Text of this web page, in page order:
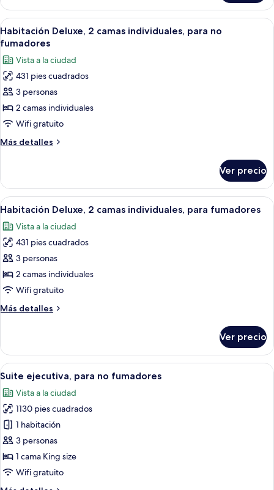
para
fumadores
Deluxe,
cama
King
para
fumadores
Abrir
todas
las
fotos
de
Habitación
Deluxe,
2
camas
individuales,
no
fumadores
Habitación de hotel con dos camas,
4
Habitación Deluxe, 2 camas individuales, para no
fumadores
Vista a la ciudad
431 pies cuadrados
3 personas
2 camas individuales
Wifi gratuito
Más detalles
Más
Deluxe,
camas
para
no
Ver precio
Abrir
todas
las
fotos
de
Habitación
Deluxe,
camas
fumadores
Habitación de hotel con dos camas,
4
Habitación Deluxe, 2 camas individuales, para fumadores
Vista a la ciudad
431 pies cuadrados
3 personas
2 camas individuales
Wifi gratuito
Más detalles
Más
Deluxe,
camas
individuales,
para
fumadores
Ver precio
Abrir
todas
las
fotos
de
Suite
ejecutiva,
para
Habitación de hotel con una cama
4
Suite ejecutiva, para no fumadores
Vista a la ciudad
1130 pies cuadrados
1 habitación
3 personas
1 cama King size
Wifi gratuito